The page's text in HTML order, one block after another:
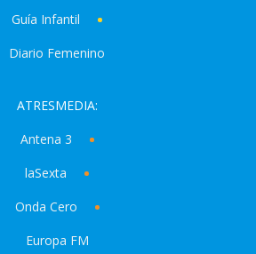
Guía Infantil
Diario Femenino
ATRESMEDIA:
Antena 3
laSexta
Onda Cero
Europa FM